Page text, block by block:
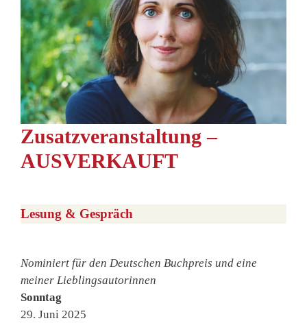
Zusatzveranstaltung –
AUSVERKAUFT
Lesung & Gespräch
Nominiert für den Deutschen Buchpreis und eine
meiner Lieblingsautorinnen
Sonntag
29. Juni 2025